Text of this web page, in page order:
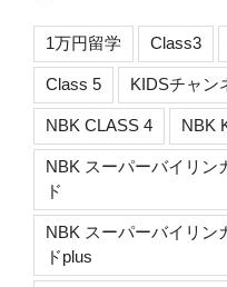
1万円留学 Class3
Class 5 KIDSチャン
NBK CLASS 4 NBK
NBK スーパーバイリン
ド
NBK スーパーバイリン
ドplus